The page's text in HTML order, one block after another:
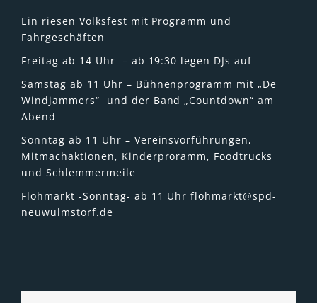
Ein riesen Volksfest mit Programm und
Fahrgeschäften
Freitag ab 14 Uhr – ab 19:30 legen DJs auf
Samstag ab 11 Uhr – Bühnenprogramm mit „De
Windjammers“ und der Band „Countdown“ am
Abend
Sonntag ab 11 Uhr – Vereinsvorführungen,
Mitmachaktionen, Kinderproramm, Foodtrucks
und Schlemmermeile
Flohmarkt -Sonntag- ab 11 Uhrflohmarkt@spd-
neuwulmstorf.de